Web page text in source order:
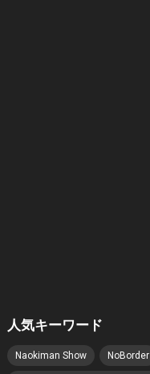
人気キーワード
Naokiman Show NoBorder